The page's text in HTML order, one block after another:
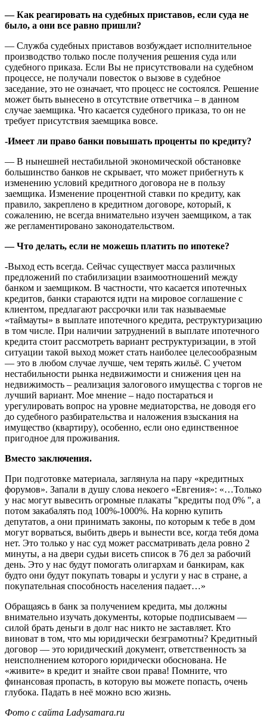
— Как реагировать на судебных приставов, если суда не
было, а они все равно пришли?
— Служба судебных приставов возбуждает исполнительное
производство только после получения решения суда или
судебного приказа. Если Вы не присутствовали на судебном
процессе, не получали повесток о вызове в судебное
заседание, это не означает, что процесс не состоялся. Решение
может быть вынесено в отсутствие ответчика – в данном
случае заемщика. Что касается судебного приказа, то он не
требует присутствия заемщика вовсе.
-Имеет ли право банки повышать проценты по кредиту?
— В нынешней нестабильной экономической обстановке
большинство банков не скрывает, что может прибегнуть к
изменению условий кредитного договора не в пользу
заемщика. Изменение процентной ставки по кредиту, как
правило, закреплено в кредитном договоре, который, к
сожалению, не всегда внимательно изучен заемщиком, а так
же регламентировано законодательством.
— Что делать, если не можешь платить по ипотеке?
-Выход есть всегда. Сейчас существует масса различных
предложений по стабилизации взаимоотношений между
банком и заемщиком. В частности, что касается ипотечных
кредитов, банки стараются идти на мировое соглашение с
клиентом, предлагают рассрочки или так называемые
«таймауты» в выплате ипотечного кредита, реструктуризацию
в том числе. При наличии затруднений в выплате ипотечного
кредита стоит рассмотреть вариант реструктуризации, в этой
ситуации такой выход может стать наиболее целесообразным
— это в любом случае лучше, чем терять жильё. С учетом
нестабильности рынка недвижимости и снижения цен на
недвижимость – реализация залогового имущества с торгов не
лучший вариант. Мое мнение – надо постараться и
урегулировать вопрос на уровне медиаторства, не доводя его
до судебного разбирательства и наложения взыскания на
имущество (квартиру), особенно, если оно единственное
пригодное для проживания.
Вместо заключения.
При подготовке материала, заглянула на пару «кредитных
форумов». Запали в душу слова некоего «Евгения»: «…Только
у нас могут вывесить огромные плакаты "кредиты под 0% ", а
потом закабалять под 100%-1000%. На корню купить
депутатов, а они принимать законы, по которым к тебе в дом
могут ворваться, выбить дверь и вынести все, когда тебя дома
нет. Это только у нас суд может рассматривать дела ровно 2
минуты, а на двери судьи висеть список в 76 дел за рабочий
день. Это у нас будут помогать олигархам и банкирам, как
будто они будут покупать товары и услуги у нас в стране, а
покупательная способность населения падает…»
Обращаясь в банк за получением кредита, мы должны
внимательно изучать документы, которые подписываем —
силой брать деньги в долг нас никто не заставляет. Кто
виноват в том, что мы юридически безграмотны? Кредитный
договор — это юридический документ, ответственность за
неисполнением которого юридически обоснована. Не
«живите» в кредит и знайте свои права! Помните, что
финансовая пропасть, в которую вы можете попасть, очень
глубока. Падать в неё можно всю жизнь.
Фото с сайта Ladysamara.ru